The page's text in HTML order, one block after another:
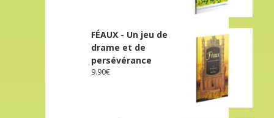
FÉAUX - Un jeu de
drame et de
persévérance
9.90€